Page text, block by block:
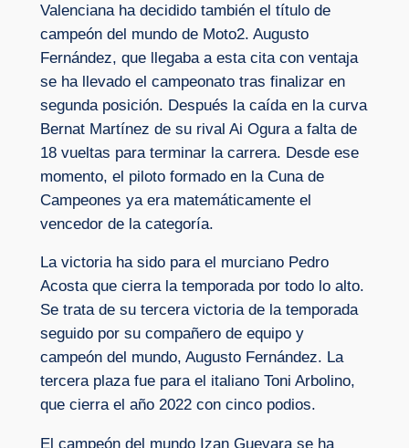
Valenciana ha decidido también el título de
campeón del mundo de Moto2. Augusto
Fernández, que llegaba a esta cita con ventaja
se ha llevado el campeonato tras finalizar en
segunda posición. Después la caída en la curva
Bernat Martínez de su rival Ai Ogura a falta de
18 vueltas para terminar la carrera. Desde ese
momento, el piloto formado en la Cuna de
Campeones ya era matemáticamente el
vencedor de la categoría.
La victoria ha sido para el murciano Pedro
Acosta que cierra la temporada por todo lo alto.
Se trata de su tercera victoria de la temporada
seguido por su compañero de equipo y
campeón del mundo, Augusto Fernández. La
tercera plaza fue para el italiano Toni Arbolino,
que cierra el año 2022 con cinco podios.
El campeón del mundo Izan Guevara se ha